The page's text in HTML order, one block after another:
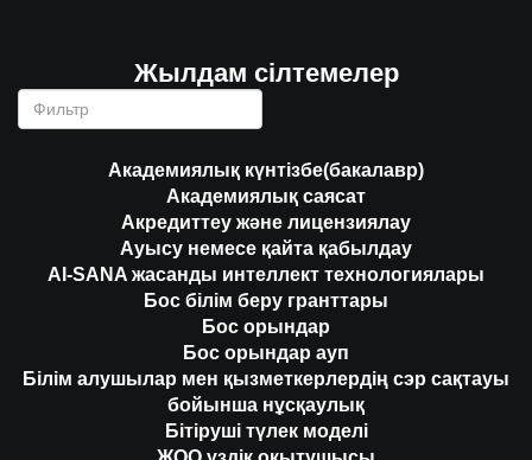
Жылдам сілтемелер
Академиялық күнтізбе(бакалавр)
Академиялық саясат
Акредиттеу және лицензиялау
Ауысу немесе қайта қабылдау
AI-SANA жасанды интеллект технологиялары
Бос білім беру гранттары
Бос орындар
Бос орындар ауп
Білім алушылар мен қызметкерлердің сэр сақтауы
бойынша нұсқаулық
Бітіруші түлек моделі